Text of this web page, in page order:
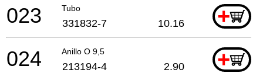
Tubo +
023 331832-7 10.16
Anillo O 9,5 +
024 213194-4 2.90